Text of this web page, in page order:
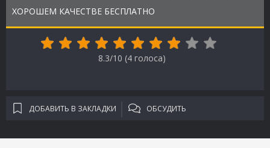
ХОРОШЕМ КАЧЕСТВЕ БЕСПЛАТНО
8.3/10 (4 голоса)
ДОБАВИТЬ В ЗАКЛАДКИ ОБСУДИТЬ